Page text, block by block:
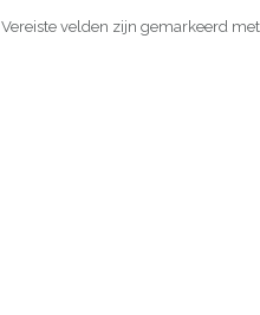
Vereiste velden zijn gemarkeerd met